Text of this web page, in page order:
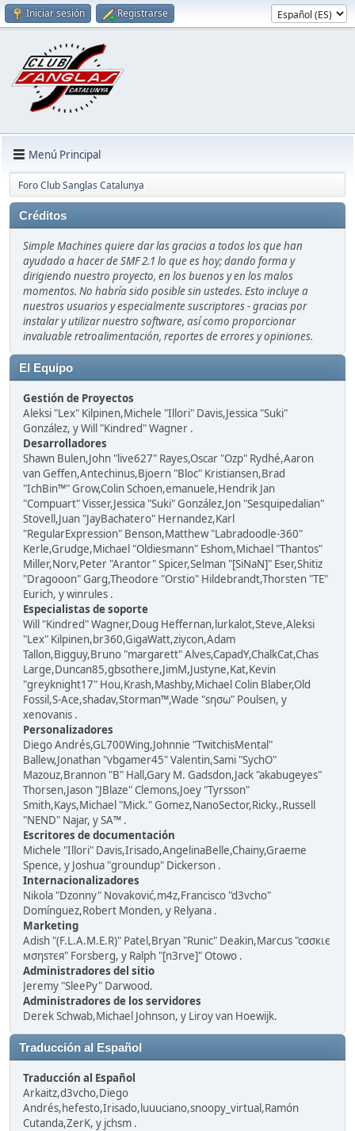
Iniciar sesión Registrarse
Menú Principal
Foro Club Sanglas Catalunya
Créditos
Simple Machines quiere dar las gracias a todos los que han
ayudado a hacer de SMF 2.1 lo que es hoy; dando forma y
dirigiendo nuestro proyecto, en los buenos y en los malos
momentos. No habría sido posible sin ustedes. Esto incluye a
nuestros usuarios y especialmente suscriptores - gracias por
instalar y utilizar nuestro software, así como proporcionar
invaluable retroalimentación, reportes de errores y opiniones.
El Equipo
Gestión de Proyectos
Aleksi "Lex" Kilpinen,Michele "Illori" Davis,Jessica "Suki"
González, y Will "Kindred" Wagner .
Desarrolladores
Shawn Bulen,John "live627" Rayes,Oscar "Ozp" Rydhé,Aaron
van Geffen,Antechinus,Bjoern "Bloc" Kristiansen,Brad
"IchBin™" Grow,Colin Schoen,emanuele,Hendrik Jan
"Compuart" Visser,Jessica "Suki" González,Jon "Sesquipedalian"
Stovell,Juan "JayBachatero" Hernandez,Karl
"RegularExpression" Benson,Matthew "Labradoodle-360"
Kerle,Grudge,Michael "Oldiesmann" Eshom,Michael "Thantos"
Miller,Norv,Peter "Arantor" Spicer,Selman "[SiNaN]" Eser,Shitiz
"Dragooon" Garg,Theodore "Orstio" Hildebrandt,Thorsten "TE"
Eurich, y winrules .
Especialistas de soporte
Will "Kindred" Wagner,Doug Heffernan,lurkalot,Steve,Aleksi
"Lex" Kilpinen,br360,GigaWatt,ziycon,Adam
Tallon,Bigguy,Bruno "margarett" Alves,CapadY,ChalkCat,Chas
Large,Duncan85,gbsothere,JimM,Justyne,Kat,Kevin
"greyknight17" Hou,Krash,Mashby,Michael Colin Blaber,Old
Fossil,S-Ace,shadav,Storman™,Wade "sησω" Poulsen, y
xenovanis .
Personalizadores
Diego Andrés,GL700Wing,Johnnie "TwitchisMental"
Ballew,Jonathan "vbgamer45" Valentin,Sami "SychO"
Mazouz,Brannon "B" Hall,Gary M. Gadsdon,Jack "akabugeyes"
Thorsen,Jason "JBlaze" Clemons,Joey "Tyrsson"
Smith,Kays,Michael "Mick." Gomez,NanoSector,Ricky.,Russell
"NEND" Najar, y SA™ .
Escritores de documentación
Michele "Illori" Davis,Irisado,AngelinaBelle,Chainy,Graeme
Spence, y Joshua "groundup" Dickerson .
Internacionalizadores
Nikola "Dzonny" Novaković,m4z,Francisco "d3vcho"
Domínguez,Robert Monden, y Relyana .
Marketing
Adish "(F.L.A.M.E.R)" Patel,Bryan "Runic" Deakin,Marcus "cσσкιє
мσηѕтєя" Forsberg, y Ralph "[n3rve]" Otowo .
Administradores del sitio
Jeremy "SleePy" Darwood.
Administradores de los servidores
Derek Schwab,Michael Johnson, y Liroy van Hoewijk.
Traducción al Español
Traducción al Español
Arkaitz,d3vcho,Diego
Andrés,hefesto,Irisado,luuuciano,snoopy_virtual,Ramón
Cutanda,ZerK, y jchsm .